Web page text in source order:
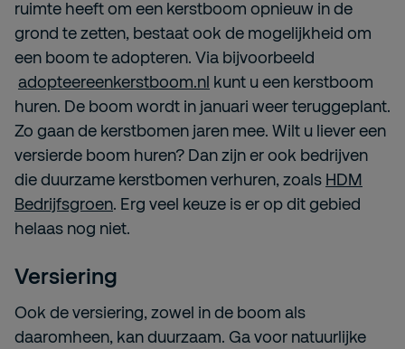
ruimte heeft om een kerstboom opnieuw in de
grond te zetten, bestaat ook de mogelijkheid om
een boom te adopteren. Via bijvoorbeeld
adopteereenkerstboom.nl kunt u een kerstboom
huren. De boom wordt in januari weer teruggeplant.
Zo gaan de kerstbomen jaren mee. Wilt u liever een
versierde boom huren? Dan zijn er ook bedrijven
die duurzame kerstbomen verhuren, zoals HDM
Bedrijfsgroen. Erg veel keuze is er op dit gebied
helaas nog niet.
Versiering
Ook de versiering, zowel in de boom als
daaromheen, kan duurzaam. Ga voor natuurlijke